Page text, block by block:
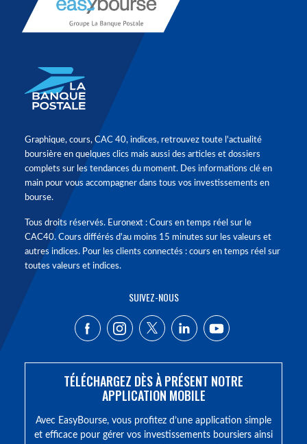
Graphique, cours, CAC 40, indices, retrouvez toute l'actualité
boursière en quelques clics mais aussi des articles et dossiers
complets sur les tendances du moment. Des informations clé en
main pour vous accompagner dans tous vos investissements en
bourse.
Tous droits réservés. Euronext : Cours en temps réel sur le
CAC40. Cours différés d'au moins 15 minutes sur les valeurs et
autres indices. Pour les clients connectés : cours en temps réel sur
toutes valeurs et indices.
SUIVEZ-NOUS
TÉLÉCHARGEZ DÈS À PRÉSENT NOTRE
APPLICATION MOBILE
Avec EasyBourse, vous profitez d’une application simple
et efficace pour gérer vos investissements boursiers ainsi